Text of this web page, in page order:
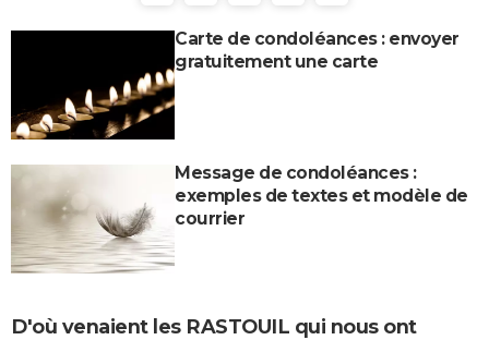
Carte de condoléances : envoyer
gratuitement une carte
Message de condoléances :
exemples de textes et modèle de
courrier
D'où venaient les RASTOUIL qui nous ont